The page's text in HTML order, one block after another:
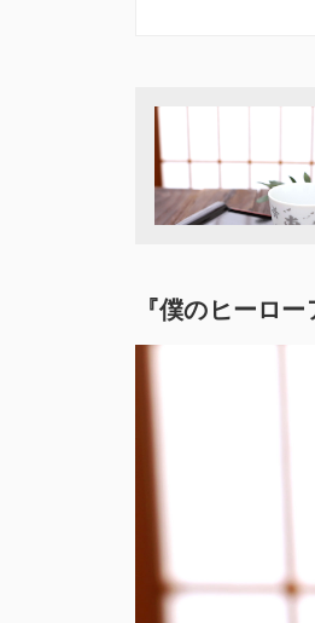
『僕のヒーロ